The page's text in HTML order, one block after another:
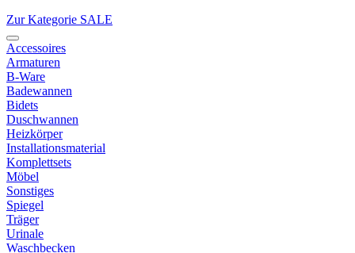
Zur Kategorie SALE
Accessoires
Armaturen
B-Ware
Badewannen
Bidets
Duschwannen
Heizkörper
Installationsmaterial
Komplettsets
Möbel
Sonstiges
Spiegel
Träger
Urinale
Waschbecken